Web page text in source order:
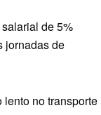
de 5%
jornadas de
lento no transporte